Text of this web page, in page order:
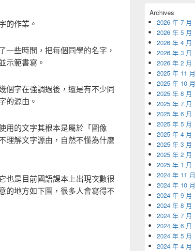
的作業。
一些時間，把每個同學的名字，
示範書寫。
個字在強調過後，還是有不少同
的源由。
用的文字其根本是屬於「圖像
理解文字源由，自然不懂為什麼
也是目前國語課本上出現次數很
的地方如下圖，很多人會寫得不
Archives
2026 年 7 月
2026 年 5 月
2026 年 4 月
2026 年 3 月
2026 年 2 月
2025 年 11 月
2025 年 10 月
2025 年 8 月
2025 年 7 月
2025 年 6 月
2025 年 5 月
2025 年 4 月
2025 年 3 月
2025 年 2 月
2025 年 1 月
2024 年 11 月
2024 年 10 月
2024 年 9 月
2024 年 8 月
2024 年 7 月
2024 年 6 月
2024 年 5 月
2024 年 4 月